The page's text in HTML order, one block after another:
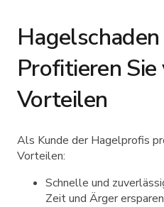
Profitieren
Vorteilen
Als Kunde der Hagelprofis
Vorteilen:
Schnelle und
Zeit und Ärger ersparen